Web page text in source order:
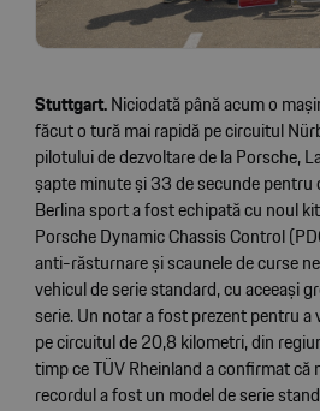
Stuttgart.Niciodată până acum o
făcut o tură mai rapidă pe circuitul
pilotului de dezvoltare de la Porsche,
șapte minute și 33 de secunde pentru
Berlina sport a fost echipată cu noul
Porsche Dynamic Chassis Control
anti-răsturnare și scaunele de curse
vehicul de serie standard, cu aceeași
serie. Un notar a fost prezent pentru
pe circuitul de 20,8 kilometri, din
timp ce TÜV Rheinland a confirmat că
recordul a fost un model de serie